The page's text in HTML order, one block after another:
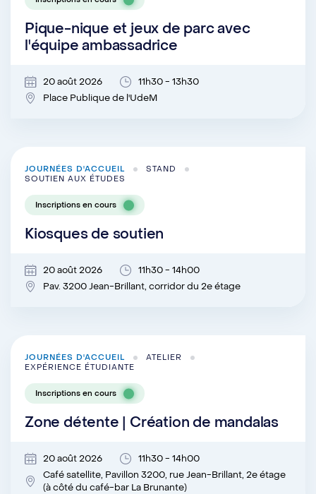
Pique-nique et jeux de parc avec
l'équipe ambassadrice
20 août 2026
11h30 - 13h30
Place Publique de l'UdeM
JOURNÉES D'ACCUEIL
STAND
SOUTIEN AUX ÉTUDES
Inscriptions en cours
Kiosques de soutien
20 août 2026
11h30 - 14h00
Pav. 3200 Jean-Brillant, corridor du 2e étage
JOURNÉES D'ACCUEIL
ATELIER
EXPÉRIENCE ÉTUDIANTE
Inscriptions en cours
Zone détente | Création de mandalas
20 août 2026
11h30 - 14h00
Café satellite, Pavillon 3200, rue Jean-Brillant, 2e étage
(à côté du café-bar La Brunante)